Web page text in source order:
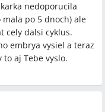
nedoporucila
po 5 dnoch) ale
cely dalsi cyklus.
embrya vysiel a teraz
aj Tebe vyslo.